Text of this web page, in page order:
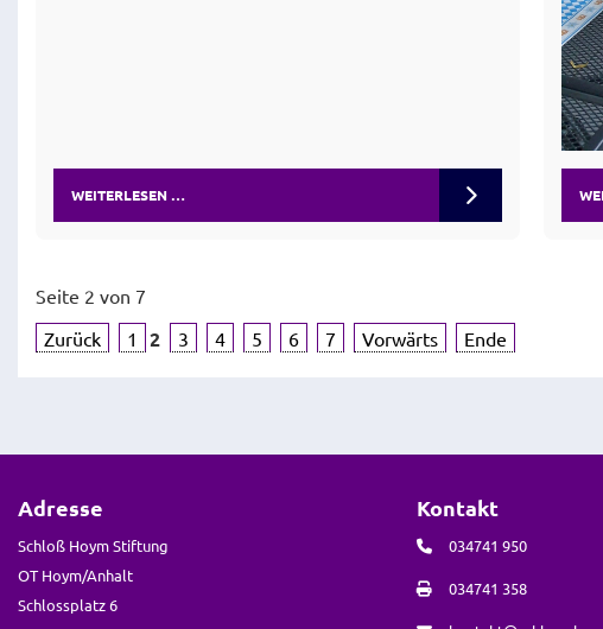
WEITERLESEN …
Seite 2 von 7
Zurück
1 2 3 4 5 6 7 Vorwärts Ende
Adresse
Schloß Hoym Stiftung
OT Hoym/Anhalt
Schlossplatz 6
Kontakt
034741 950
034741 358